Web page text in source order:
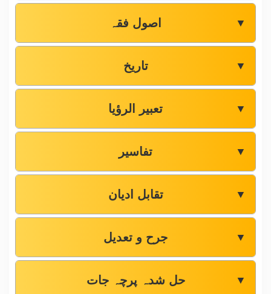
اصول فقہ ▼
تاریخ ▼
تعبیر الرؤیا ▼
تفاسیر ▼
تقابل ادیان ▼
جرح و تعدیل ▼
حل شدہ پرچہ جات ▼